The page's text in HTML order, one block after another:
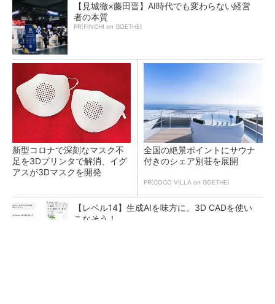
【見城徹×藤田晋】AI時代でも変わらない経営
者の本質
PR(FINCHI on GOETHE)
新型コロナで深刻なマスク不
足を3Dプリンタで解消、イグ
アスが3Dマスクを開発
全国の絶景ポイントにサウナ
付きのシェア別荘を展開
PR(COCO VILLA on GOETHE)
【レベル14】生成AIを味方に、3D CADを使い
こなそう！